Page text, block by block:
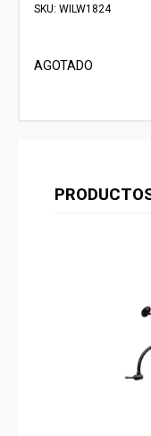
SKU: WILW1824
AGOTADO